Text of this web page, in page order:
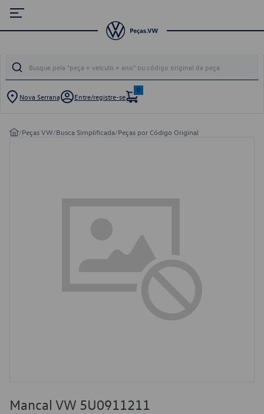
Nova Serrana Entre/registre-se
0
/Peças VW/Busca Simplificada/Peças por Código Original
Mancal VW 5U0911211